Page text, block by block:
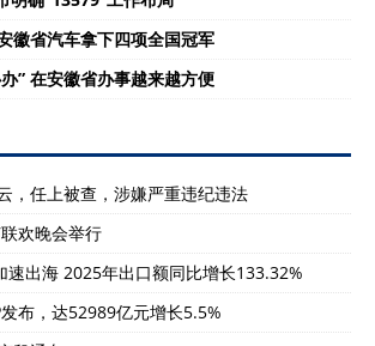
徽省汽车拿下四项全国冠军
” 在安徽省办事越来越方便
，任上被查，涉嫌严重违纪违法
欢晚会举行
速出海 2025年出口额同比增长133.32%
布，达52989亿元增长5.5%